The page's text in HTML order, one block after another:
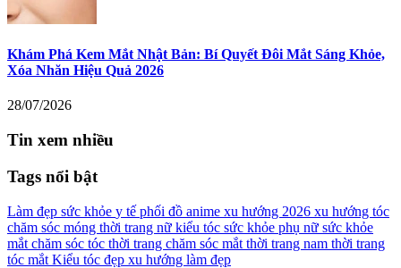
Khám Phá Kem Mắt Nhật Bản: Bí Quyết Đôi Mắt Sáng Khỏe,
Xóa Nhăn Hiệu Quả 2026
28/07/2026
Tin xem nhiều
Tags nổi bật
Làm đẹp sức khỏe y tế phối đồ anime xu hướng 2026 xu hướng tóc
chăm sóc móng thời trang nữ kiểu tóc sức khỏe phụ nữ sức khỏe
mắt chăm sóc tóc thời trang chăm sóc mắt thời trang nam thời trang
tóc mắt Kiểu tóc đẹp xu hướng làm đẹp